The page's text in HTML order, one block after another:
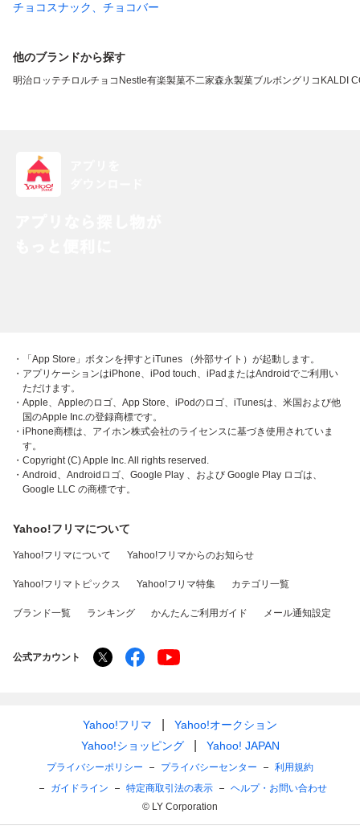
チョコスナック、チョコバー
他のブランドから探す
明治ロッテチロルチョコ Nestle有楽製菓不二家森永製菓ブルボングリコ KALDI
・「App Store」ボタンを押すとiTunes （外部サイト）が起動します。
・アプリケーションはiPhone、iPod touch、iPadまたはAndroidでご利用い
ただけます。
・Apple、Appleのロゴ、App Store、iPodのロゴ、iTunesは、米国および他
国のApple Inc.の登録商標です。
・iPhone商標は、アイホン株式会社のライセンスに基づき使用されていま
す。
・Copyright (C) Apple Inc. All rights reserved.
・Android、Androidロゴ、Google Play 、および Google Play ロゴは、
Google LLC の商標です。
Yahoo!フリマについて
Yahoo!フリマについて Yahoo!フリマからのお知らせ
Yahoo!フリマトピックス Yahoo!フリマ特集 カテゴリ一覧
ブランド一覧 ランキング かんたんご利用ガイド メール通知設定
公式アカウント
Yahoo!フリマ
Yahoo!オークション
Yahoo!ショッピング
Yahoo! JAPAN
プライバシーポリシー プライバシーセンター
利用規約
ガイドライン
特定商取引法の表示
ヘルプ・お問い合わせ
© LY Corporation